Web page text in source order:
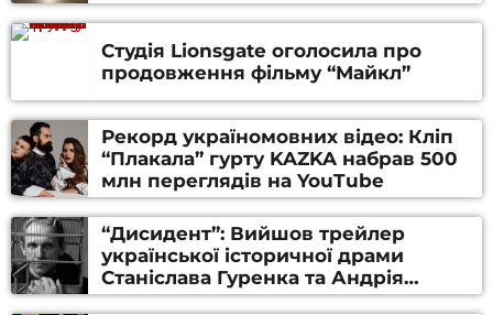
Студія Lionsgate оголосила про
продовження фільму “Майкл”
Рекорд україномовних відео: Кліп
“Плакала” гурту KAZKA набрав 500
млн переглядів на YouTube
“Дисидент”: Вийшов трейлер
української історичної драми
Станіслава Гуренка та Андрія
Алфьорова (ВІДЕО)